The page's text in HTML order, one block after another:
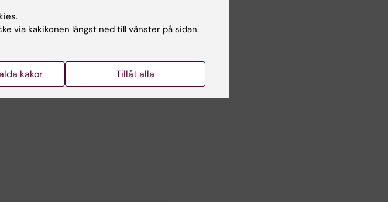
Hultcrantz M, Sjöberg J,
to acute myeloid
in myeloproliferative
via kakikonen längst ned till vänster på sidan.
kakor Tillåt alla